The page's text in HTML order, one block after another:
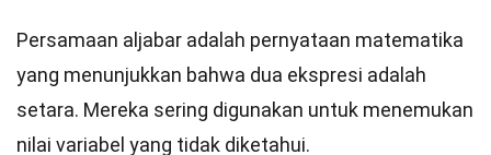
Persamaan aljabar adalah pernyataan matematika
yang menunjukkan bahwa dua ekspresi adalah
setara. Mereka sering digunakan untuk menemukan
nilai variabel yang tidak diketahui.